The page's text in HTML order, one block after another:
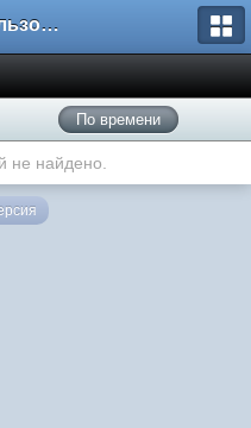
Форум пользователей ООО "Климовская сеть"
По времени
не найдено.